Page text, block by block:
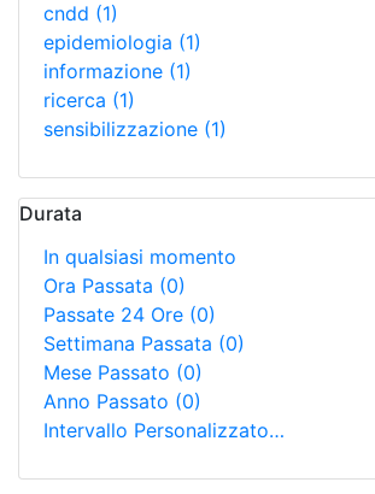
cndd (1)
epidemiologia (1)
informazione (1)
ricerca (1)
sensibilizzazione (1)
Durata
In qualsiasi momento
Ora Passata (0)
Passate 24 Ore (0)
Settimana Passata (0)
Mese Passato (0)
Anno Passato (0)
Intervallo Personalizzato…